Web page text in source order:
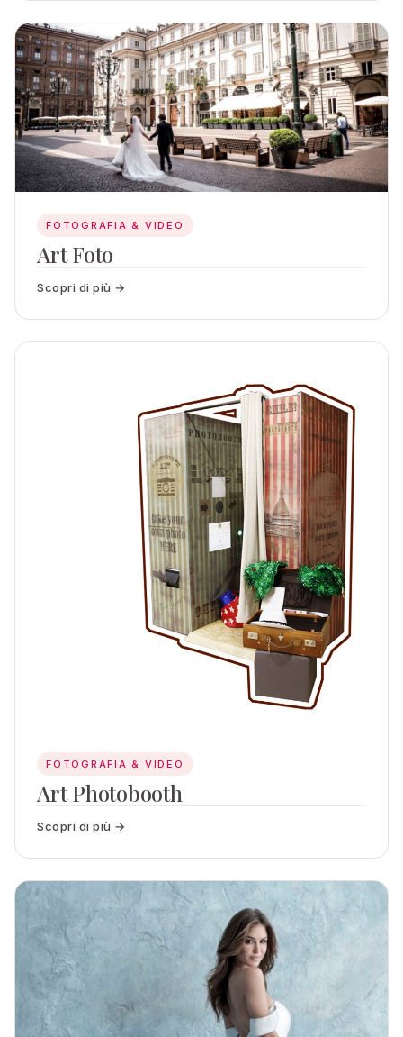
FOTOGRAFIA & VIDEO
Art Foto
Scopri di più →
FOTOGRAFIA & VIDEO
Art Photobooth
Scopri di più →